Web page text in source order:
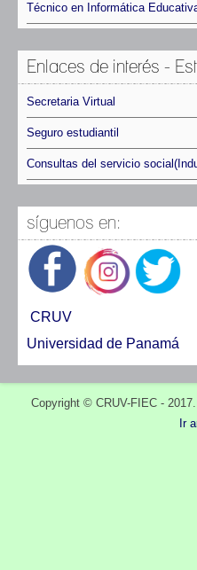
Técnico en Informática
Enlaces de interés -
Secretaria Virtual
Seguro estudiantil
Consultas del servicio
síguenos en:
CRUV
Universidad de Panamá
Copyright © CRUV-FIEC -
Ir